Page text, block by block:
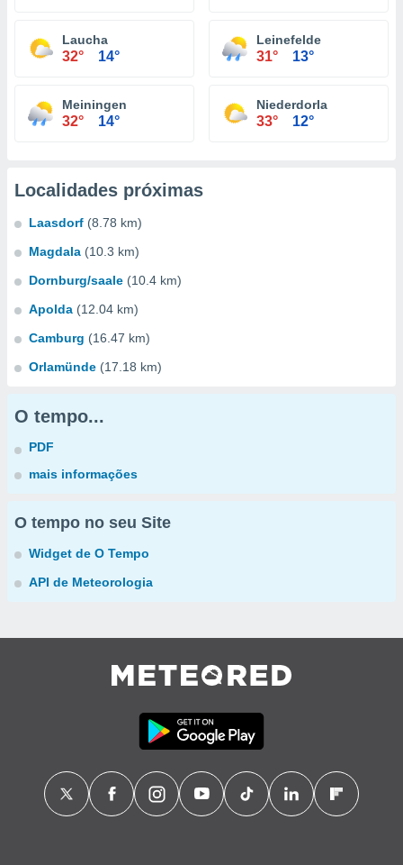
Laucha
32° 14°
Leinefelde
31° 13°
Meiningen
32° 14°
Niederdorla
33° 12°
Localidades próximas
Laasdorf (8.78 km)
Magdala (10.3 km)
Dornburg/saale (10.4 km)
Apolda (12.04 km)
Camburg (16.47 km)
Orlamünde (17.18 km)
O tempo...
PDF
mais informações
O tempo no seu Site
Widget de O Tempo
API de Meteorologia